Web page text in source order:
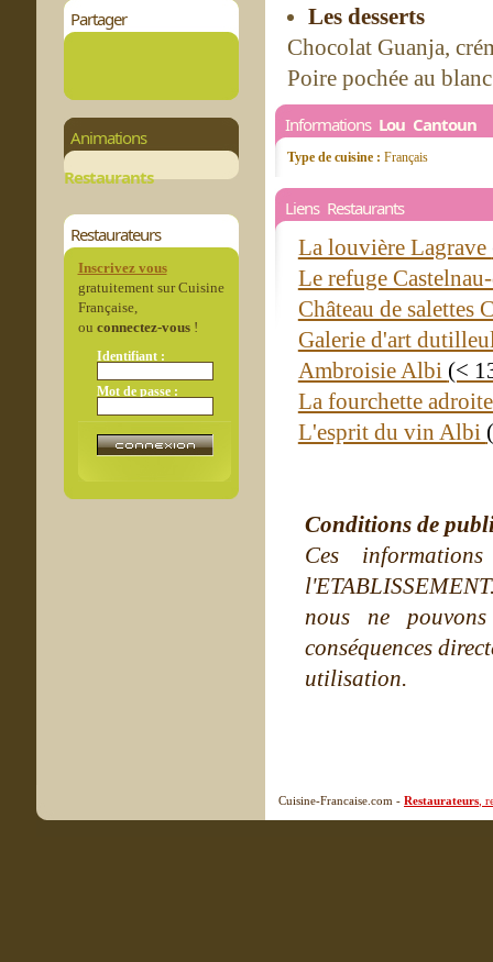
Partager
Animations
Restaurants
Restaurateurs
Inscrivez vous
gratuitement sur Cuisine
Française,
ou connectez-vous!
Identifiant :
Mot de passe :
Les desserts
Chocolat Guanja,
Poire pochée au
Informations Lou Cantoun
Type de cuisine : Français
Liens Restaurants
La louvière Lagrave
Le refuge
Château de salettes
Galerie d'art
Ambroisie Albi (<
La fourchette
L'esprit du vin Albi
Conditions de
Ces
nous ne
conséquences
utilisation.
Cuisine-Francaise.com - Restaurateurs ,